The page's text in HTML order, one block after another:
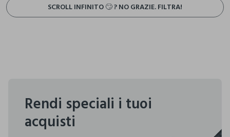
SCROLL INFINITO 🙄 ? NO GRAZIE. FILTRA!
Rendi speciali i tuoi
acquisti